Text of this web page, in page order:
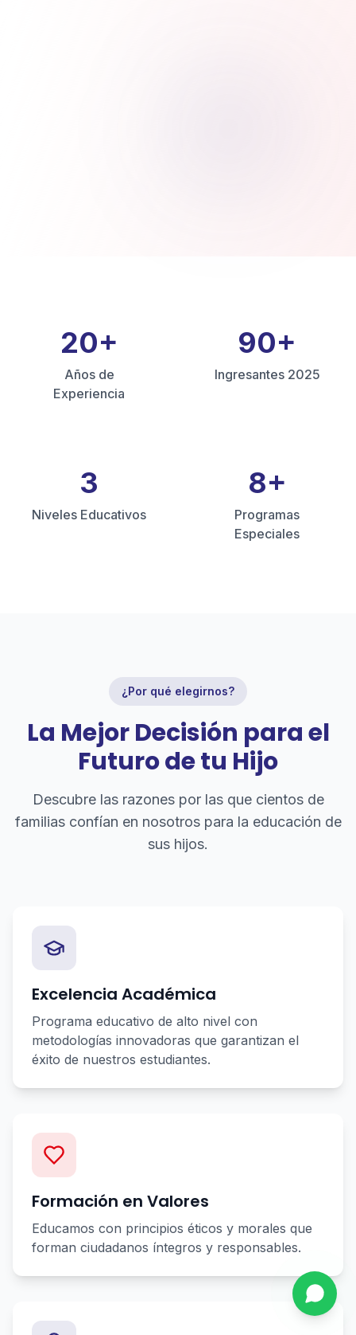
20+
Años de
Experiencia
90+
Ingresantes 2025
3
Niveles Educativos
8+
Programas
Especiales
¿Por qué elegirnos?
La Mejor Decisión para el
Futuro de tu Hijo
Descubre las razones por las que cientos de
familias confían en nosotros para la educación de
sus hijos.
Excelencia Académica
Programa educativo de alto nivel con
metodologías innovadoras que garantizan el
éxito de nuestros estudiantes.
Formación en Valores
Educamos con principios éticos y morales que
forman ciudadanos íntegros y responsables.